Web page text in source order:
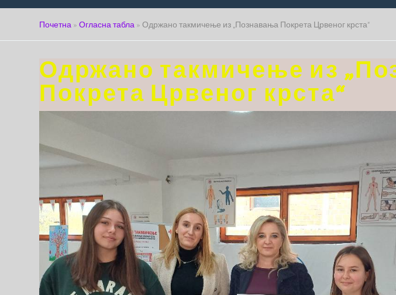
Почетна »Огласна табла »Одржано такмичење из „Познавања Покрета Црвеног крста“
Одржано такмичење из
Покрета Црвеног крста“